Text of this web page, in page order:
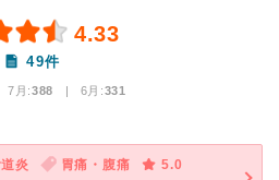
4.33
49件
7月:388 | 6月:331
炎 胃痛・腹痛
5.0